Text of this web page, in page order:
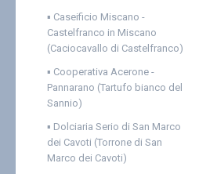
▪ Caseificio Miscano -
Castelfranco in Miscano
(Caciocavallo di Castelfranco)
▪ Cooperativa Acerone -
Pannarano (Tartufo bianco del
Sannio)
▪ Dolciaria Serio di San Marco
dei Cavoti (Torrone di San
Marco dei Cavoti)